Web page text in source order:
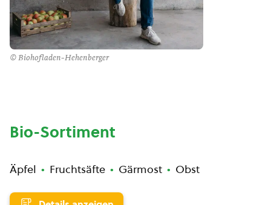
© Biohofladen-Hehenberger
Bio-Sortiment
Äpfel Fruchtsäfte Gärmost Obst